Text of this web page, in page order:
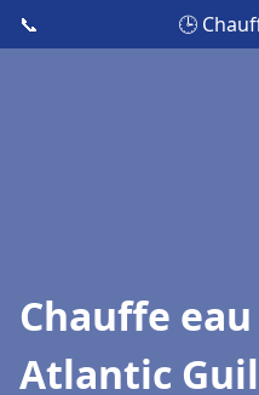
📞 🕒
Chauffe
Atlantic